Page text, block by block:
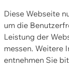
Diese Webseite
um die
Leistung der
messen. Weitere
entnehmen Sie